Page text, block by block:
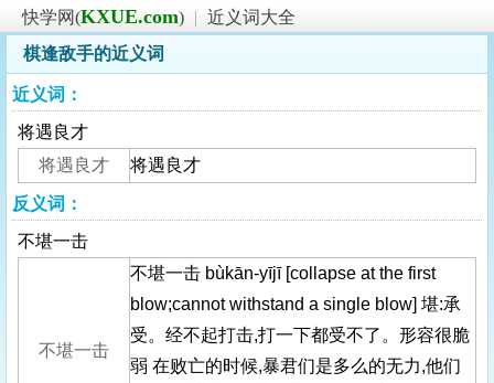
快学网(KXUE.com) | 近义词大全
棋逢敌手的近义词
近义词：
将遇良才
将遇良才
将遇良才
反义词：
不堪一击
不堪一击
不堪一击 bùkān-yījī [collapse at the first
blow;cannot withstand a single blow] 堪:承
受。经不起打击,打一下都受不了。形容很脆
弱 在败亡的时候,暴君们是多么的无力,他们